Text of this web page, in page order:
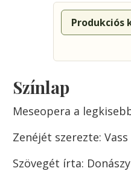
Produkciós
Színlap
Meseopera a
Zenéjét szerezte: Vass
Szövegét írta: